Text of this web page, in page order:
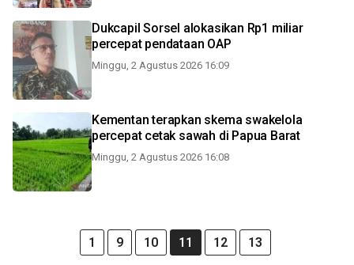
Dukcapil Sorsel alokasikan Rp1 miliar
percepat pendataan OAP
Minggu, 2 Agustus 2026 16:09
Kementan terapkan skema swakelola
percepat cetak sawah di Papua Barat
Minggu, 2 Agustus 2026 16:08
1 9 10 11 12 13